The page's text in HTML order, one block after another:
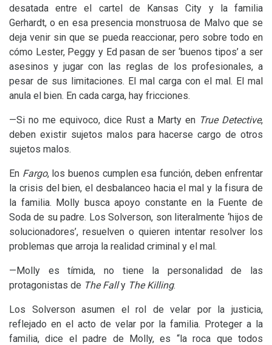
desatada entre el cartel de Kansas City y la familia
Gerhardt, o en esa presencia monstruosa de Malvo que se
deja venir sin que se pueda reaccionar, pero sobre todo en
cómo Lester, Peggy y Ed pasan de ser ‘buenos tipos’ a ser
asesinos y jugar con las reglas de los profesionales, a
pesar de sus limitaciones. El mal carga con el mal. El mal
anula el bien. En cada carga, hay fricciones.
—Si no me equivoco, dice Rust a Marty en True Detective,
deben existir sujetos malos para hacerse cargo de otros
sujetos malos.
En Fargo, los buenos cumplen esa función, deben enfrentar
la crisis del bien, el desbalanceo hacia el mal y la fisura de
la familia. Molly busca apoyo constante en la Fuente de
Soda de su padre. Los Solverson, son literalmente ‘hijos de
solucionadores’, resuelven o quieren intentar resolver los
problemas que arroja la realidad criminal y el mal.
—Molly es tímida, no tiene la personalidad de las
protagonistas de The Fally The Killing.
Los Solverson asumen el rol de velar por la justicia,
reflejado en el acto de velar por la familia. Proteger a la
familia, dice el padre de Molly, es “la roca que todos